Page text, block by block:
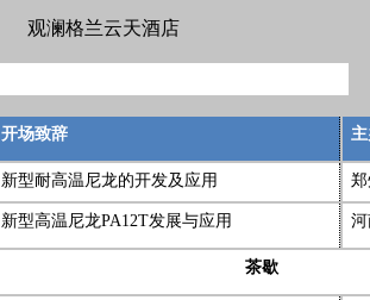
观澜格兰云天酒店
开场致辞
新型耐高温尼龙的开发及应用
新型高温尼龙PA12T发展与应用
茶歇